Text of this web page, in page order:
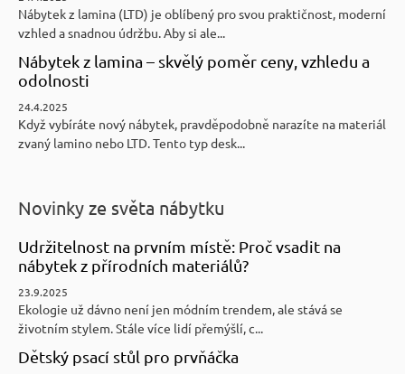
Nábytek z lamina (LTD) je oblíbený pro svou praktičnost, moderní
vzhled a snadnou údržbu. Aby si ale...
Nábytek z lamina – skvělý poměr ceny, vzhledu a
odolnosti
24.4.2025
Když vybíráte nový nábytek, pravděpodobně narazíte na materiál
zvaný lamino nebo LTD. Tento typ desk...
Novinky ze světa nábytku
Udržitelnost na prvním místě: Proč vsadit na
nábytek z přírodních materiálů?
23.9.2025
Ekologie už dávno není jen módním trendem, ale stává se
životním stylem. Stále více lidí přemýšlí, c...
Dětský psací stůl pro prvňáčka